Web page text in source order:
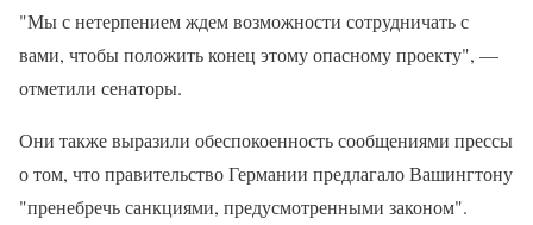
"Мы с нетерпением ждем возможности сотрудничать с
вами, чтобы положить конец этому опасному проекту", —
отметили сенаторы.
Они также выразили обеспокоенность сообщениями прессы
о том, что правительство Германии предлагало Вашингтону
"пренебречь санкциями, предусмотренными законом".